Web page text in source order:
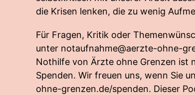
die Krisen lenken, die zu wenig
Für Fragen, Kritik oder
unter notaufnahme@aerzte-ohne-
Nothilfe von Ärzte ohne Grenzen ist
Spenden. Wir freuen uns, wenn Sie
ohne-grenzen.de/spenden. Dieser